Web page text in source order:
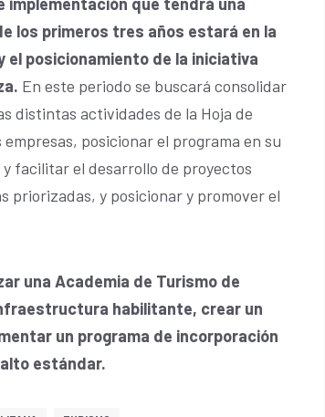
los primeros tres años estará en la
posicionamiento de la iniciativa
En este periodo se buscará consolidar
distintas actividades de la Hoja de
posicionar el programa en su
facilitar el desarrollo de proyectos
priorizadas, y posicionar y promover el
una Academia de Turismo de
habilitante, crear un
un programa de incorporación
estándar.